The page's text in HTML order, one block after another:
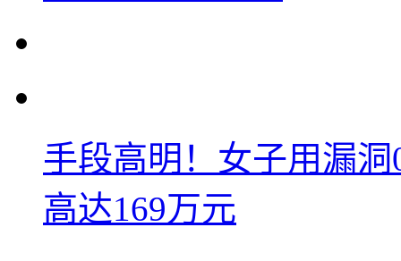
手段高明！女子用漏
高达169万元